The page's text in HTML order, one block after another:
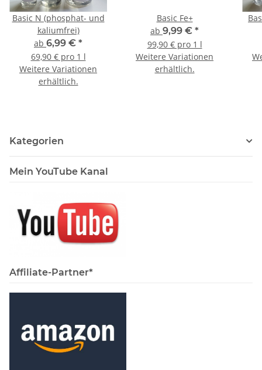
Basic N (phosphat- und
kaliumfrei)
ab 6,99 € *
69,90 € pro 1 l
Weitere Variationen
erhältlich.
Basic Fe+
ab 9,99 € *
99,90 € pro 1 l
Weitere Variationen
erhältlich.
Kategorien
Mein YouTube Kanal
Affiliate-Partner*